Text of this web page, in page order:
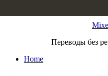
Переводы без
Home